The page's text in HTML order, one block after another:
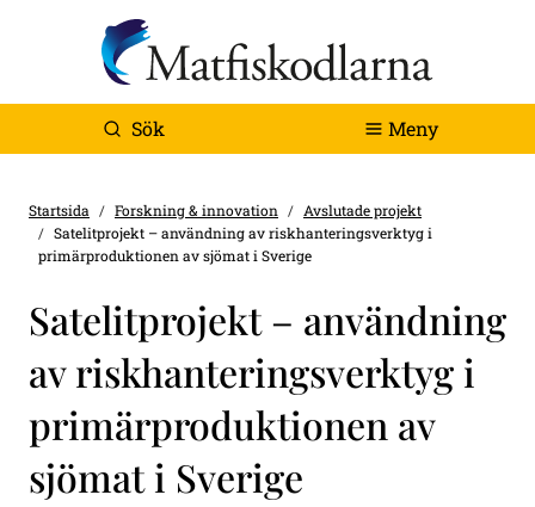
Sök Meny
Startsida Forskning & innovation
Avslutade projekt
Satelitprojekt – användning av riskhanteringsverktyg i
primärproduktionen av sjömat i Sverige
Satelitprojekt – användning
av riskhanteringsverktyg i
primärproduktionen av
sjömat i Sverige